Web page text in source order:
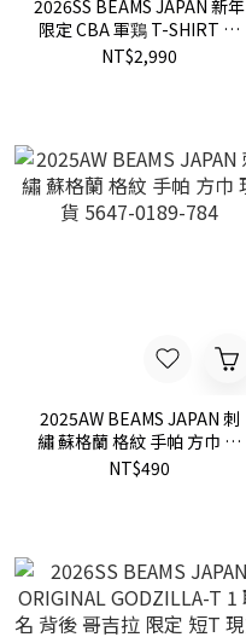
2026SS BEAMS JAPAN 新年
限定 CBA 軍鶏 T-SHIRT 日
本製 短T 現貨 11-08-1612-
NT$2,990
2025AW BEAMS JAPAN 刺
繡 蘇格蘭 格紋 手帕 方巾 現
貨 5647-0189-784
NT$490